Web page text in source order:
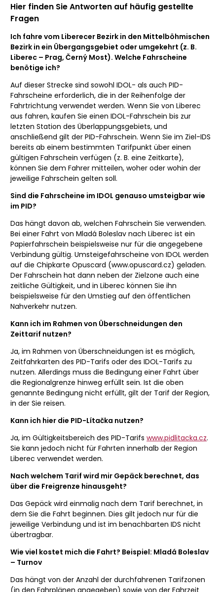
Hier finden Sie Antworten auf häufig gestellte
Fragen
Ich fahre vom Liberecer Bezirk in den Mittelböhmischen
Bezirk in ein Übergangsgebiet oder umgekehrt (z. B.
Liberec – Prag, Černý Most). Welche Fahrscheine
benötige ich?
Auf dieser Strecke sind sowohl IDOL- als auch PID-
Fahrscheine erforderlich, die in der Reihenfolge der
Fahrtrichtung verwendet werden. Wenn Sie von Liberec
aus fahren, kaufen Sie einen IDOL-Fahrschein bis zur
letzten Station des Überlappungsgebiets, und
anschließend gilt der PID-Fahrschein. Wenn Sie im Ziel-IDS
bereits ab einem bestimmten Tarifpunkt über einen
gültigen Fahrschein verfügen (z. B. eine Zeitkarte),
können Sie dem Fahrer mitteilen, woher oder wohin der
jeweilige Fahrschein gelten soll.
Sind die Fahrscheine im IDOL genauso umsteigbar wie
im PID?
Das hängt davon ab, welchen Fahrschein Sie verwenden.
Bei einer Fahrt von Mladá Boleslav nach Liberec ist ein
Papierfahrschein beispielsweise nur für die angegebene
Verbindung gültig. Umsteigefahrscheine von IDOL werden
auf die Chipkarte Opuscard (www.opuscard.cz) geladen.
Der Fahrschein hat dann neben der Zielzone auch eine
zeitliche Gültigkeit, und in Liberec können Sie ihn
beispielsweise für den Umstieg auf den öffentlichen
Nahverkehr nutzen.
Kann ich im Rahmen von Überschneidungen den
Zeittarif nutzen?
Ja, im Rahmen von Überschneidungen ist es möglich,
Zeitfahrkarten des PID-Tarifs oder des IDOL-Tarifs zu
nutzen. Allerdings muss die Bedingung einer Fahrt über
die Regionalgrenze hinweg erfüllt sein. Ist die oben
genannte Bedingung nicht erfüllt, gilt der Tarif der Region,
in der Sie reisen.
Kann ich hier die PID-Lítačka nutzen?
Ja, im Gültigkeitsbereich des PID-Tarifs www.pidlitacka.cz.
Sie kann jedoch nicht für Fahrten innerhalb der Region
Liberec verwendet werden.
Nach welchem Tarif wird mir Gepäck berechnet, das
über die Freigrenze hinausgeht?
Das Gepäck wird einmalig nach dem Tarif berechnet, in
dem Sie die Fahrt beginnen. Dies gilt jedoch nur für die
jeweilige Verbindung und ist im benachbarten IDS nicht
übertragbar.
Wie viel kostet mich die Fahrt? Beispiel: Mladá Boleslav
– Turnov
Das hängt von der Anzahl der durchfahrenen Tarifzonen
(in den Fahrplänen angegeben) sowie von der Fahrzeit